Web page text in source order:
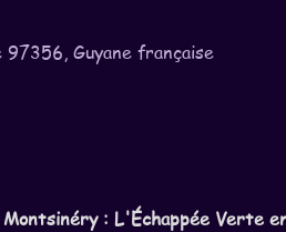
Guyane française
Montsinéry : L'Échappée Verte